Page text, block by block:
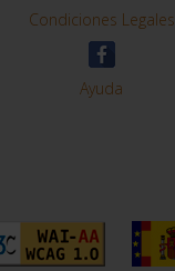
Condiciones Legales
Ayuda